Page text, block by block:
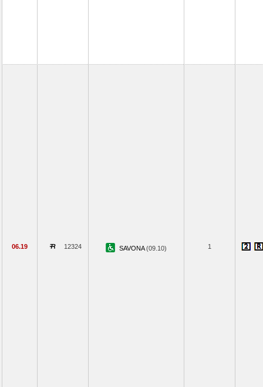
06.19 12324 SAVONA(09.10) 1